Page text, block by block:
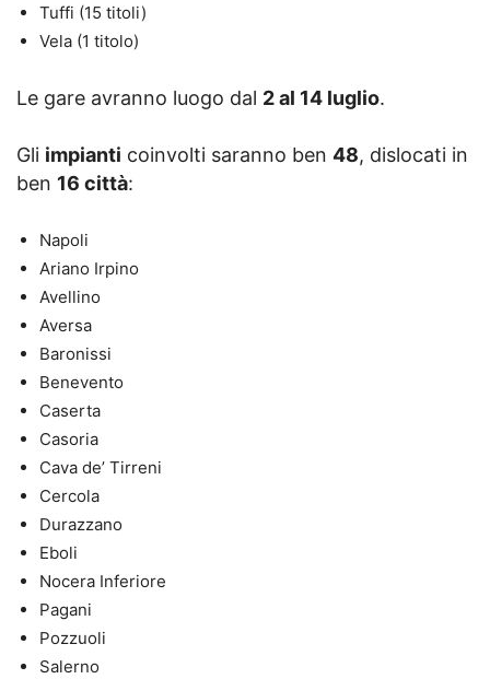
Tuffi (15 titoli)
Vela (1 titolo)
Le gare avranno luogo dal 2 al 14 luglio.
Gli impianti coinvolti saranno ben 48, dislocati in
ben 16 città:
Napoli
Ariano Irpino
Avellino
Aversa
Baronissi
Benevento
Caserta
Casoria
Cava de’ Tirreni
Cercola
Durazzano
Eboli
Nocera Inferiore
Pagani
Pozzuoli
Salerno